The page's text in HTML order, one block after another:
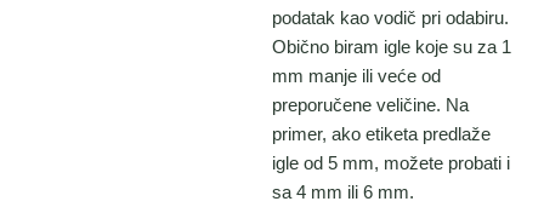
podatak kao vodič pri odabiru.
Obično biram igle koje su za 1
mm manje ili veće od
preporučene veličine. Na
primer, ako etiketa predlaže
igle od 5 mm, možete probati i
sa 4 mm ili 6 mm.